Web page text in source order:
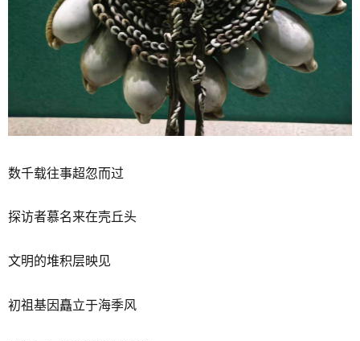
数千载往事超忽而过
探访者慕名来在壳丘头
文明的堆积层映见
初祖基因矗立于海季风